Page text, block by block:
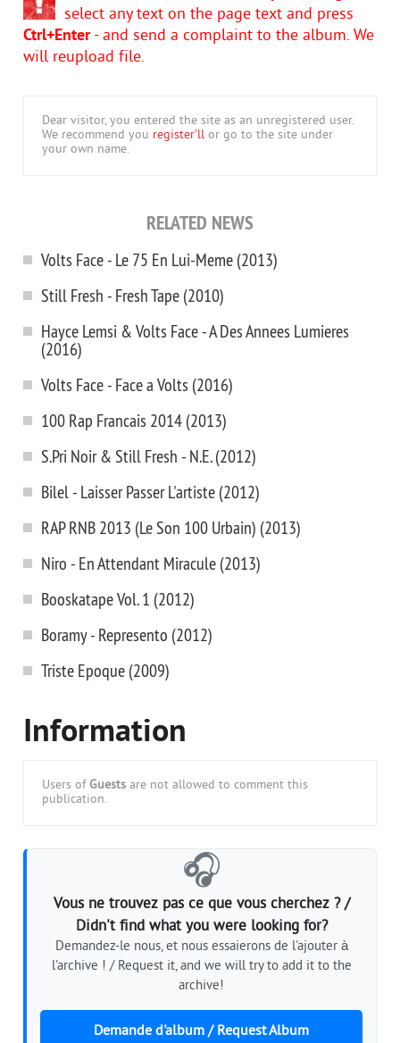
select any text on the page text and press
Ctrl+Enter- and send a complaint to the album. We
will reupload file.
Dear visitor, you entered the site as an unregistered user.
We recommend you register'll or go to the site under
your own name.
RELATED NEWS
Volts Face - Le 75 En Lui-Meme (2013)
Still Fresh - Fresh Tape (2010)
Hayce Lemsi & Volts Face - A Des Annees Lumieres
(2016)
Volts Face - Face a Volts (2016)
100 Rap Francais 2014 (2013)
S.Pri Noir & Still Fresh - N.E. (2012)
Bilel - Laisser Passer L'artiste (2012)
RAP RNB 2013 (Le Son 100 Urbain) (2013)
Niro - En Attendant Miracule (2013)
Booskatape Vol. 1 (2012)
Boramy - Represento (2012)
Triste Epoque (2009)
Information
Users of Guests are not allowed to comment this
publication.
🎧
Vous ne trouvez pas ce que vous cherchez ? /
Didn't find what you were looking for?
Demandez-le nous, et nous essaierons de l'ajouter à
l'archive ! / Request it, and we will try to add it to the
archive!
Demande d'album / Request Album